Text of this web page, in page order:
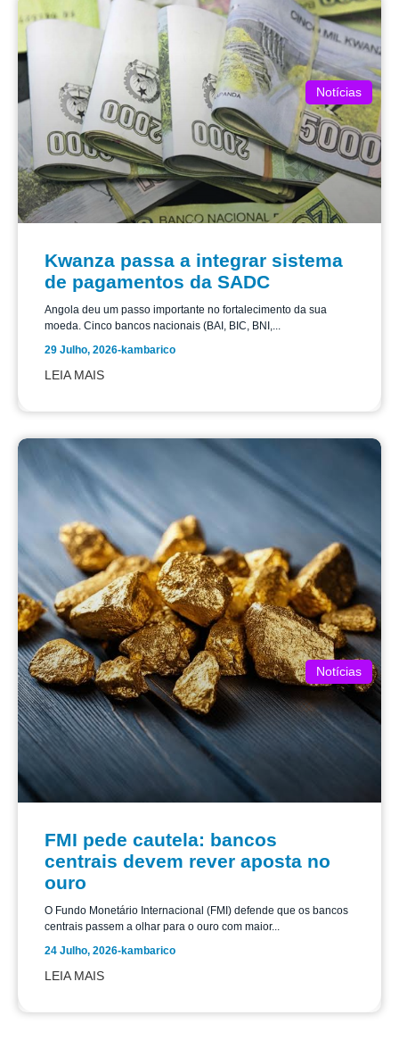
Notícias
Kwanza passa a integrar sistema
de pagamentos da SADC
Angola deu um passo importante no fortalecimento da sua
moeda. Cinco bancos nacionais (BAI, BIC, BNI,...
29 Julho, 2026-kambarico
LEIA MAIS
Notícias
FMI pede cautela: bancos
centrais devem rever aposta no
ouro
O Fundo Monetário Internacional (FMI) defende que os bancos
centrais passem a olhar para o ouro com maior...
24 Julho, 2026-kambarico
LEIA MAIS